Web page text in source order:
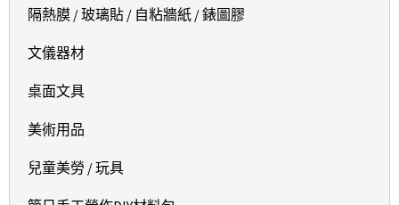
隔熱膜 / 玻璃貼 / 自粘牆紙 / 錶圖膠
文儀器材
桌面文具
美術用品
兒童美勞 / 玩具